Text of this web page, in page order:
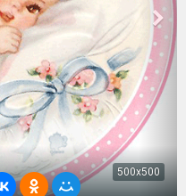
500x500